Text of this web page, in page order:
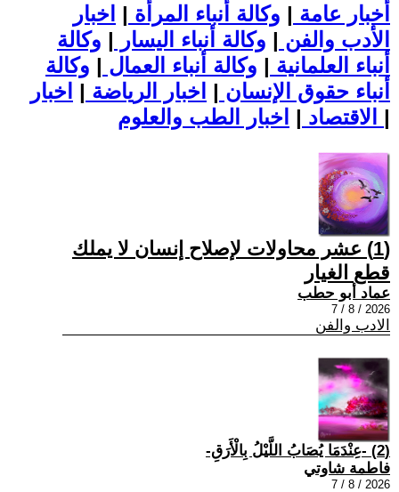
أخبار عامة | وكالة أنباء المرأة | اخبار
الأدب والفن | وكالة أنباء اليسار | وكالة
أنباء العلمانية | وكالة أنباء العمال | وكالة
أنباء حقوق الإنسان | اخبار الرياضة | اخبار
الاقتصاد | |
(1) عشر محاولات لإصلاح إنسان لا يملك
قطع الغيار
عماد أبو حطب
2026 / 8 / 7
الادب والفن
(2) -عِنْدَمَا يُصَابُ اللَّيْلُ بِالْأَرَقِ-
فاطمة شاوتي
2026 / 8 / 7